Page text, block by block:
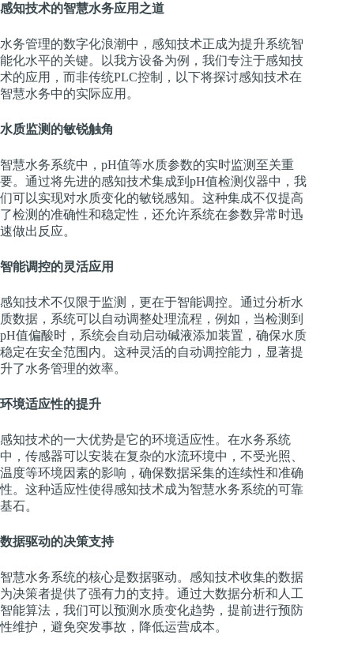
感知技术的智慧水务应用之道
水务管理的数字化浪潮中，感知技术正成为提升系统智
能化水平的关键。以我方设备为例，我们专注于感知技
术的应用，而非传统PLC控制，以下将探讨感知技术在
智慧水务中的实际应用。
水质监测的敏锐触角
智慧水务系统中，pH值等水质参数的实时监测至关重
要。通过将先进的感知技术集成到pH值检测仪器中，我
们可以实现对水质变化的敏锐感知。这种集成不仅提高
了检测的准确性和稳定性，还允许系统在参数异常时迅
速做出反应。
智能调控的灵活应用
感知技术不仅限于监测，更在于智能调控。通过分析水
质数据，系统可以自动调整处理流程，例如，当检测到
pH值偏酸时，系统会自动启动碱液添加装置，确保水质
稳定在安全范围内。这种灵活的自动调控能力，显著提
升了水务管理的效率。
环境适应性的提升
感知技术的一大优势是它的环境适应性。在水务系统
中，传感器可以安装在复杂的水流环境中，不受光照、
温度等环境因素的影响，确保数据采集的连续性和准确
性。这种适应性使得感知技术成为智慧水务系统的可靠
基石。
数据驱动的决策支持
智慧水务系统的核心是数据驱动。感知技术收集的数据
为决策者提供了强有力的支持。通过大数据分析和人工
智能算法，我们可以预测水质变化趋势，提前进行预防
性维护，避免突发事故，降低运营成本。